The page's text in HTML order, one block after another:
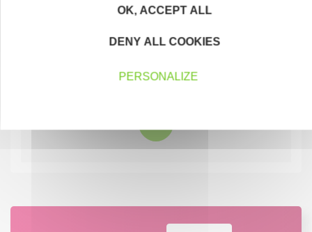
À TÉLÉCHARGER
Mémento prêt d'honneur Saint-Pierre
et Miquelon
OK, ACCEPT ALL
DENY ALL COOKIES
PERSONALIZE